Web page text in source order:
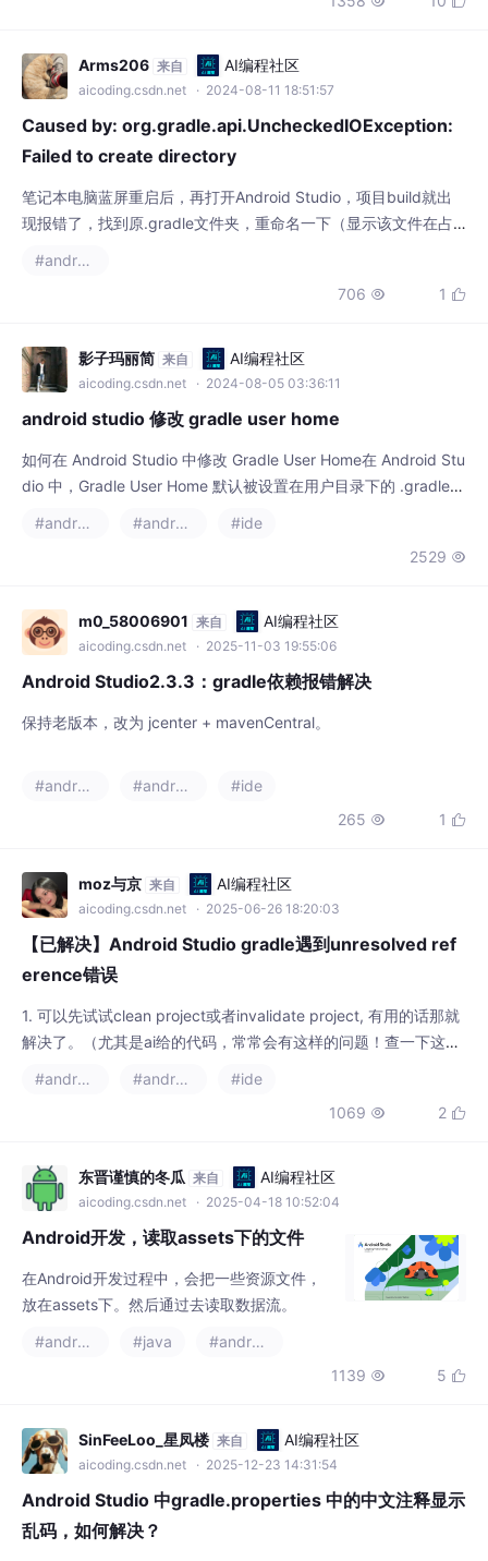
Arms206 来自 AI编程社区
aicoding.csdn.net · 2024-08-11 18:51:57
Caused by: org.gradle.api.UncheckedIOException:
Failed to create directory
笔记本电脑蓝屏重启后，再打开Android Studio，项目build就出
现报错了，找到原.gradle文件夹，重命名一下（显示该文件在占
#android studio
706  1 
影子玛丽简 来自 AI编程社区
aicoding.csdn.net · 2024-08-05 03:36:11
android studio 修改 gradle user home
如何在 Android Studio 中修改 Gradle User Home在 Android Stu
dio 中，Gradle User Home 默认被设置在用户目录下的 .gradle
#android studio #android
#ide
2529 
m0_58006901 来自 AI编程社区
aicoding.csdn.net · 2025-11-03 19:55:06
Android Studio2.3.3：gradle依赖报错解决
保持老版本，改为 jcenter + mavenCentral。
#android studio #android
#ide
265  1 
moz与京 来自 AI编程社区
aicoding.csdn.net · 2025-06-26 18:20:03
【已解决】Android Studio gradle遇到unresolved ref
erence错误
1. 可以先试试clean project或者invalidate project, 有用的话那就
解决了。（尤其是ai给的代码，常常会有这样的问题！查一下这个
#android studio #android
#ide
1069  2 
东晋谨慎的冬瓜 来自 AI编程社区
aicoding.csdn.net · 2025-04-18 10:52:04
Android开发，读取assets下的文件
在Android开发过程中，会把一些资源文件，
放在assets下。然后通过去读取数据流。
#android
#java
#android studio
1139  5 
SinFeeLoo_星凤楼 来自 AI编程社区
aicoding.csdn.net · 2025-12-23 14:31:54
Android Studio 中gradle.properties 中的中文注释显示
乱码，如何解决？